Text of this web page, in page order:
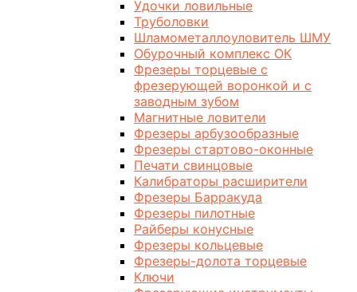
Удочки ловильные
Труболовки
Шламометаллоуловитель ШМУ
Обурочный комплекс ОК
Фрезеры торцевые с
фрезерующей воронкой и с
заводным зубом
Магнитные ловители
Фрезеры арбузообразные
Фрезеры стартово-оконные
Печати свинцовые
Калибраторы расширители
Фрезеры Барракуда
Фрезеры пилотные
Райберы конусные
Фрезеры кольцевые
Фрезеры-долота торцевые
Ключи